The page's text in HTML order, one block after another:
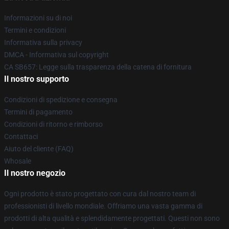
Informazioni su di noi
Termini e condizioni
Informativa sulla privacy
DMCA - Informativa sul copyright
CA SB657: Legge sulla trasparenza della catena di fornitura
Il nostro supporto
Condizioni di spedizione e consegna
Termini di pagamento
Condizioni di ritorno e rimborso
Contattaci
Aiuto del cliente (FAQ)
Whosale
Il nostro negozio
Ogni prodotto è stato progettato con cura dal nostro team di
professionisti di livello mondiale. Offriamo una vasta gamma di
prodotti di alta qualità e splendidamente progettati. Questi non sono